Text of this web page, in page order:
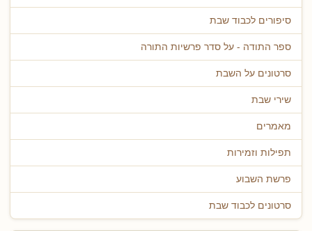
סיפורים לכבוד שבת
ספר התודה - על סדר פרשיות התורה
סרטונים על השבת
שירי שבת
מאמרים
תפילות וזמירות
פרשת השבוע
סרטונים לכבוד שבת